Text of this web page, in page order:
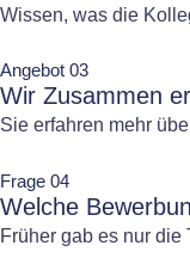
Wissen, was die
Angebot 03
Wir Zusammen
Sie erfahren mehr
Frage 04
Welche
Früher gab es nur